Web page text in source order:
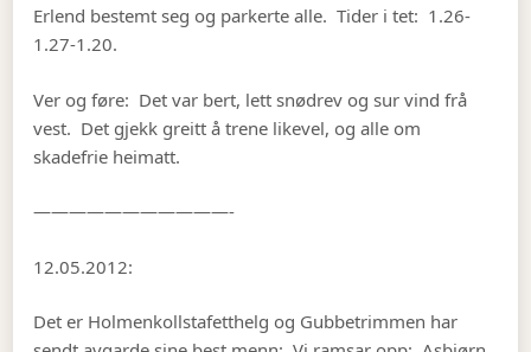
Erlend bestemt seg og parkerte alle. Tider i tet: 1.26-
1.27-1.20.
Ver og føre: Det var bert, lett snødrev og sur vind frå
vest. Det gjekk greitt å trene likevel, og alle om
skadefrie heimatt.
———————————-
12.05.2012:
Det er Holmenkollstafetthelg og Gubbetrimmen har